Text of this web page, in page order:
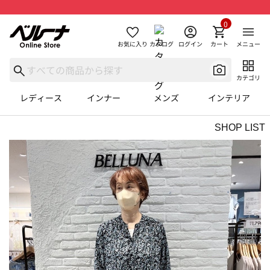
お気に入り カタログ ログイン カート
0
メニュー
カテゴリ
レディース インナー メンズ インテリア
SHOP LIST